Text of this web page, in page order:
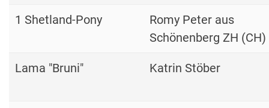
1 Shetland-Pony
Romy Peter aus
Schönenberg ZH (CH)
Lama "Bruni" Katrin Stöber